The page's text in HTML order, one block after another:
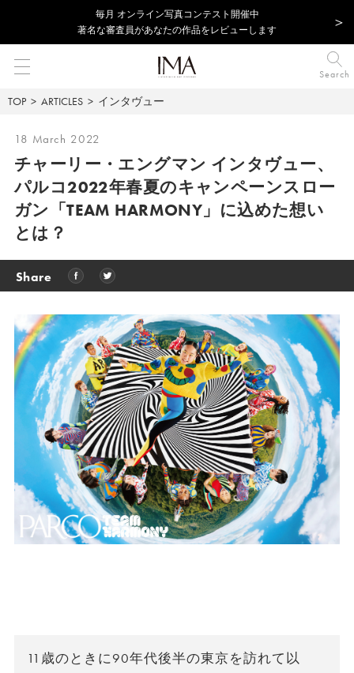
毎⽉ オンライン写真コンテスト開催中
著名な審査員があなたの作品をレビューします
Search
TOP ARTICLES インタヴュー
18 March 2022
チャーリー・エングマン インタヴュー、
パルコ2022年春夏のキャンペーンスロー
ガン 「TEAM HARMONY」に込めた想い
とは？
Share
11歳のときに90年代後半の東京を訪れて以